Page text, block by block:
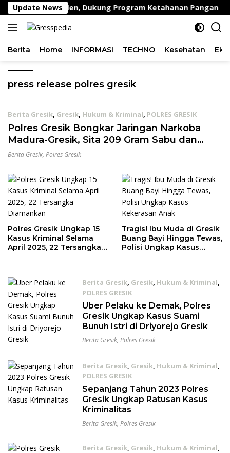
Langsung
ke
konten
Update News
Desa Peganden, Dukung Program Ketahanan Pangan
Berita Home INFORMASI TECHNO Kesehatan
press release polres gresik
Berita Gresik, Gresik, Hukum & Kriminal, POLRES GRESIK
29/05/2026
Polres Gresik Bongkar Jaringan Narkoba
Madura-Gresik, Sita 209 Gram Sabu dan
Selamatkan Ribuan Jiwa
Berita Gresik, Polres Gresik
Polres Gresik Ungkap 15
Kasus Kriminal Selama
April 2025, 22 Tersangka
Tragis! Ibu Muda di Gresik
Buang Bayi Hingga Tewas,
Polisi Ungkap Kasus
Berita Gresik, Gresik, Hukum & Kriminal,
POLRES GRESIK
28/11/2024
Uber Pelaku ke Demak, Polres
Gresik Ungkap Kasus Suami
Bunuh Istri di Driyorejo Gresik
Berita Gresik, Polres Gresik
Berita Gresik, Gresik, Hukum & Kriminal,
POLRES GRESIK
29/12/2023
Sepanjang Tahun 2023 Polres
Gresik Ungkap Ratusan Kasus
Kriminalitas
Berita Gresik, Polres Gresik
Berita Gresik, Gresik, Hukum & Kriminal,